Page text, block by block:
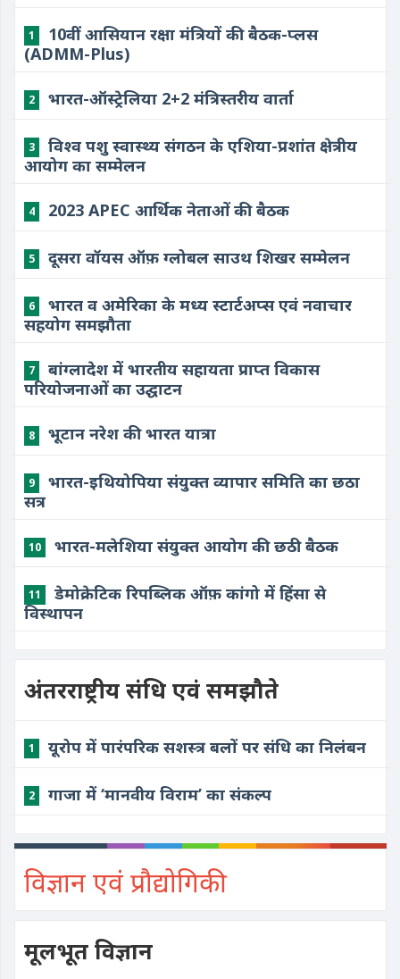
1
10वीं आसियान रक्षा मंत्रियों की बैठक-प्लस
(ADMM-Plus)
2 भारत-ऑस्ट्रेलिया 2+2 मंत्रिस्तरीय वार्ता
3
विश्व पशु स्वास्थ्य संगठन के एशिया-प्रशांत क्षेत्रीय
आयोग का सम्मेलन
4 2023 APEC आर्थिक नेताओं की बैठक
5 दूसरा वॉयस ऑफ़ ग्लोबल साउथ शिखर सम्मेलन
6
भारत व अमेरिका के मध्य स्टार्टअप्स एवं नवाचार
सहयोग समझौता
7
बांग्लादेश में भारतीय सहायता प्राप्त विकास
परियोजनाओं का उद्घाटन
8 भूटान नरेश की भारत यात्रा
9
भारत-इथियोपिया संयुक्त व्यापार समिति का छठा
सत्र
10 भारत-मलेशिया संयुक्त आयोग की छठी बैठक
11
डेमोक्रेटिक रिपब्लिक ऑफ़ कांगो में हिंसा से
विस्थापन
अंतरराष्ट्रीय संधि एवं समझौते
1 यूरोप में पारंपरिक सशस्त्र बलों पर संधि का निलंबन
2 गाजा में ‘मानवीय विराम’ का संकल्प
विज्ञान एवं प्रौद्योगिकी
मूलभूत विज्ञान